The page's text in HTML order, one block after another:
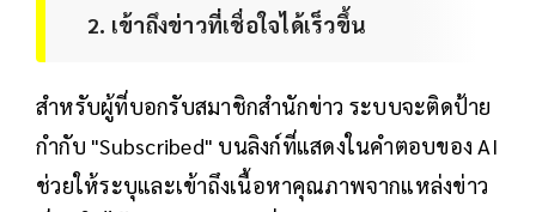
2. เข้าถึงข่าวที่เชื่อใจได้เร็วขึ้น
สำหรับผู้ที่บอกรับสมาชิกสำนักข่าว ระบบจะติดป้าย
กำกับ "Subscribed" บนลิงก์ที่แสดงในคำตอบของ AI
ช่วยให้ระบุและเข้าถึงเนื้อหาคุณภาพจากแหล่งข่าว